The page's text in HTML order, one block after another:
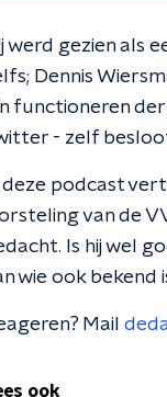
werd gezien als
Dennis
functioneren
- zelf
deze podcast
van de
Is hij wel
wie ook bekend
Mail
ook